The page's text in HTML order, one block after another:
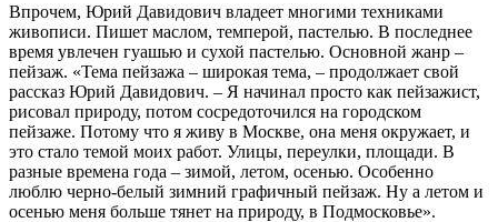
Впрочем, Юрий Давидович владеет многими техниками
живописи. Пишет маслом, темперой, пастелью. В последнее
время увлечен гуашью и сухой пастелью. Основной жанр –
пейзаж. «Тема пейзажа ‒ широкая тема, ‒ продолжает свой
рассказ Юрий Давидович. ‒ Я начинал просто как пейзажист,
рисовал природу, потом сосредоточился на городском
пейзаже. Потому что я живу в Москве, она меня окружает, и
это стало темой моих работ. Улицы, переулки, площади. В
разные времена года – зимой, летом, осенью. Особенно
люблю черно-белый зимний графичный пейзаж. Ну а летом и
осенью меня больше тянет на природу, в Подмосковье».